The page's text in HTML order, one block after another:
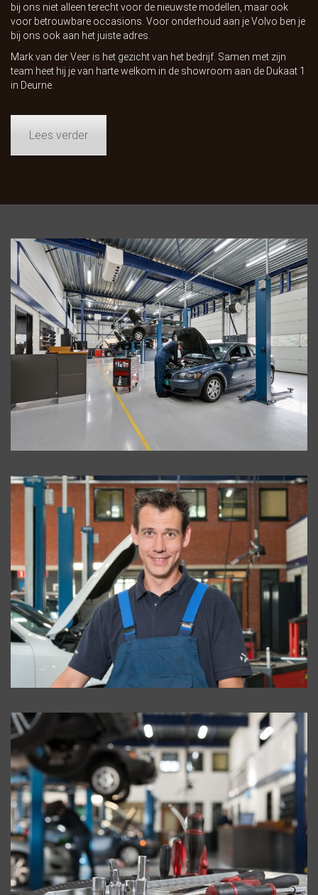
bij ons niet alleen terecht voor de nieuwste modellen, maar ook
voor betrouwbare occasions. Voor onderhoud aan je Volvo ben je
bij ons ook aan het juiste adres.
Mark van der Veer is het gezicht van het bedrijf. Samen met zijn
team heet hij je van harte welkom in de showroom aan de Dukaat 1
in Deurne.
Lees verder